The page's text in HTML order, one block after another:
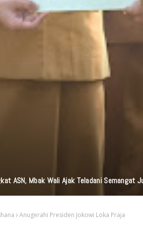
Ratusan Juta Untuk Infrastruktur,
Anugerahi Presiden Jokowi Loka Praja